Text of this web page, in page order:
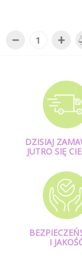
− +
DZISIAJ
JUTRO SIĘ
I